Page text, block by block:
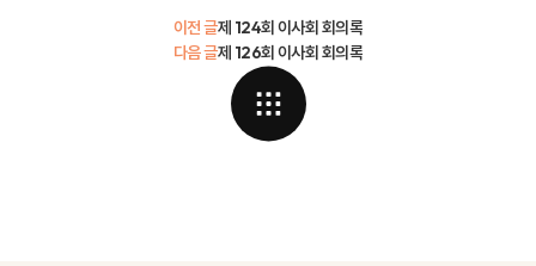
이전 글제 124회 이사회 회의록
제 126회 이사회 회의록
다음 글